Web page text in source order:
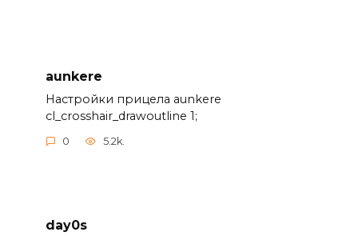
aunkere
Настройки прицела aunkere
cl_crosshair_drawoutline 1;
0 5.2k.
day0s